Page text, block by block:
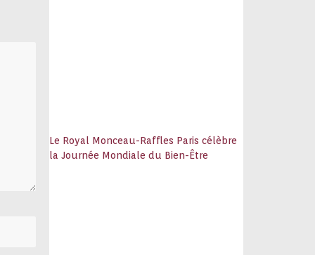
Le Royal Monceau-Raffles Paris célèbre
la Journée Mondiale du Bien-Être